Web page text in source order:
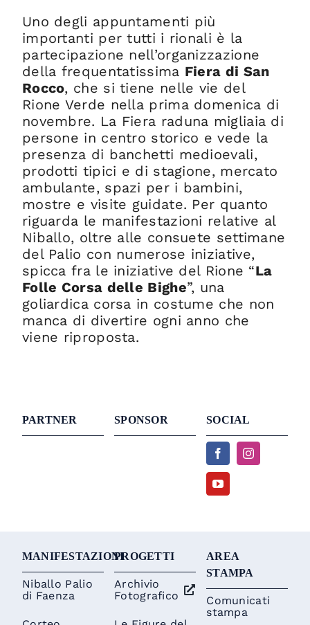
Uno degli appuntamenti più
importanti per tutti i rionali è la
partecipazione nell’organizzazione
della frequentatissima Fiera di San
Rocco, che si tiene nelle vie del
Rione Verde nella prima domenica di
novembre. La Fiera raduna migliaia di
persone in centro storico e vede la
presenza di banchetti medioevali,
prodotti tipici e di stagione, mercato
ambulante, spazi per i bambini,
mostre e visite guidate. Per quanto
riguarda le manifestazioni relative al
Niballo, oltre alle consuete settimane
del Palio con numerose iniziative,
spicca fra le iniziative del Rione “La
Folle Corsa delle Bighe”, una
goliardica corsa in costume che non
manca di divertire ogni anno che
viene riproposta.
PARTNER SPONSOR SOCIAL
MANIFESTAZIONI
Niballo Palio
di Faenza
PROGETTI
Archivio
Fotografico
AREA
STAMPA
Comunicati
stampa